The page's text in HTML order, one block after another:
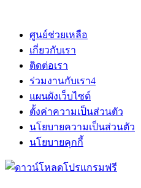
ศูนย์ช่วยเหลือ
เกี่ยวกับเรา
ติดต่อเรา
ร่วมงานกับเรา4
แผนผังเว็บไซต์
ตั้งค่าความเป็นส่วนตัว
นโยบายความเป็นส่วนตัว
นโยบายคุกกี้